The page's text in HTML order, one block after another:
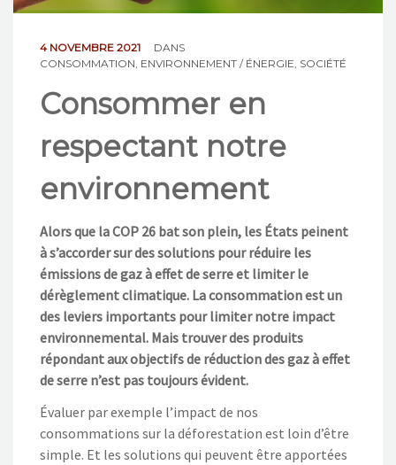
4 NOVEMBRE 2021
DANS
CONSOMMATION, ENVIRONNEMENT / ÉNERGIE, SOCIÉTÉ
Consommer en
respectant notre
environnement
Alors que la COP 26 bat son plein, les États peinent
à s’accorder sur des solutions pour réduire les
émissions de gaz à effet de serre et limiter le
dérèglement climatique. La consommation est un
des leviers importants pour limiter notre impact
environnemental. Mais trouver des produits
répondant aux objectifs de réduction des gaz à effet
de serre n’est pas toujours évident.
Évaluer par exemple l’impact de nos
consommations sur la déforestation est loin d’être
simple. Et les solutions qui peuvent être apportées